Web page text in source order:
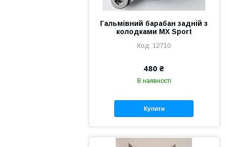
Гальмівний барабан задній з
колодками MX Sport
12710
480 ₴
В наявності
Купити